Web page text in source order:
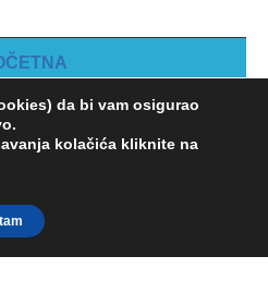
da bi vam osigurao
kolačića kliknite na